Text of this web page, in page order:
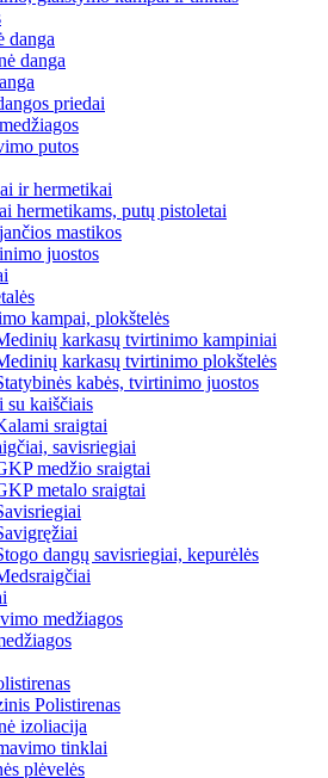
danga
danga
priedai
putos
ir hermetikai
hermetikams, putų pistoletai
mastikos
juostos
kampai, plokštelės
karkasų tvirtinimo kampiniai
karkasų tvirtinimo plokštelės
kabės, tvirtinimo juostos
su kaiščiais
sraigtai
savisriegiai
medžio sraigtai
metalo sraigtai
dangų savisriegiai, kepurėlės
medžiagos
Polistirenas
izoliacija
tinklai
plėvelės